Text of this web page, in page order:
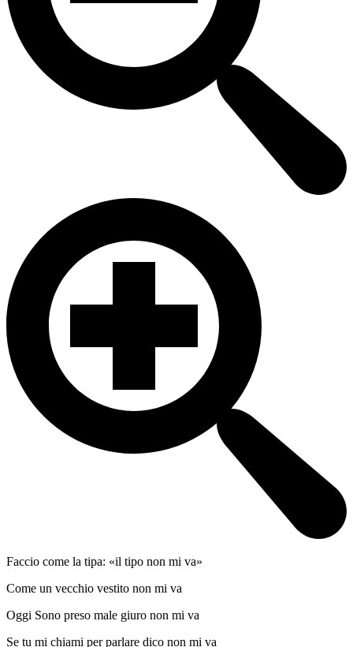
Faccio come la tipa: «il tipo non mi va»
Come un vecchio vestito non mi va
Oggi Sono preso male giuro non mi va
Se tu mi chiami per parlare dico non mi va